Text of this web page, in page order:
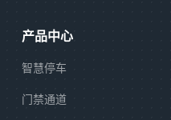
产品中心
智慧停车
门禁通道